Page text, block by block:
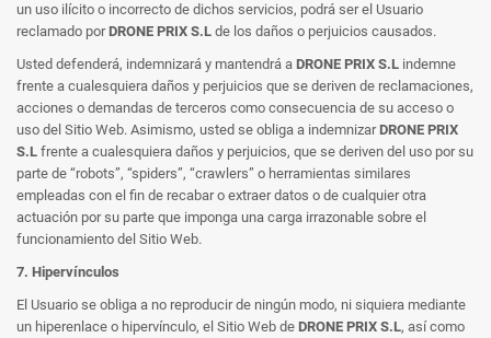
un uso ilícito o incorrecto de dichos servicios, podrá ser el Usuario
reclamado porDRONE PRIX S.L de los daños o perjuicios causados.
Usted defenderá, indemnizará y mantendrá a DRONE PRIX S.L indemne
frente a cualesquiera daños y perjuicios que se deriven de reclamaciones,
acciones o demandas de terceros como consecuencia de su acceso o
uso del Sitio Web. Asimismo, usted se obliga a indemnizarDRONE PRIX
S.L frente a cualesquiera daños y perjuicios, que se deriven del uso por su
parte de “robots”, “spiders”, “crawlers” o herramientas similares
empleadas con el fin de recabar o extraer datos o de cualquier otra
actuación por su parte que imponga una carga irrazonable sobre el
funcionamiento del Sitio Web.
7. Hipervínculos
El Usuario se obliga a no reproducir de ningún modo, ni siquiera mediante
un hiperenlace o hipervínculo, el Sitio Web de DRONE PRIX S.L, así como